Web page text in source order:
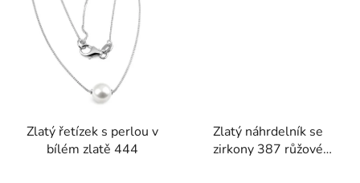
Zlatý řetízek s perlou v
bílém zlatě 444
Zlatý náhrdelník se
zirkony 387 růžové